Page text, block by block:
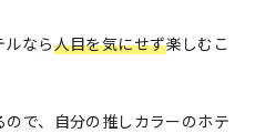
なら人目を気にせず楽しむこ
で、自分の推しカラーのホテ